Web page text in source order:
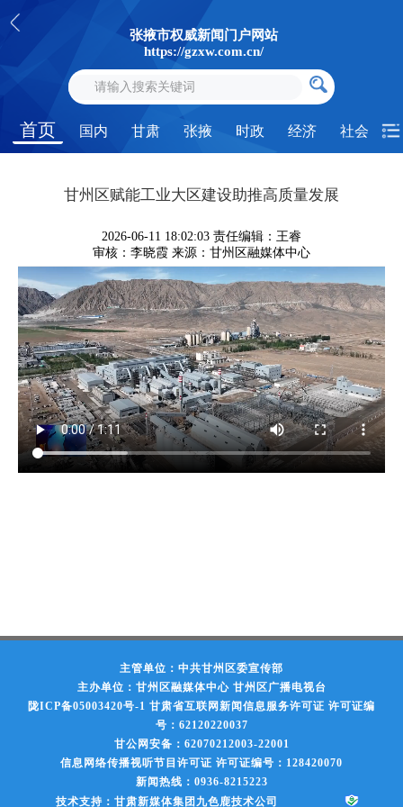
张掖市权威新闻门户网站
https://gzxw.com.cn/
首页 国内 甘肃 张掖 时政 经济 社会
甘州区赋能工业大区建设助推高质量发展
2026-06-11 18:02:03 责任编辑：王睿
审核：李晓霞 来源：甘州区融媒体中心
主管单位：中共甘州区委宣传部
主办单位：甘州区融媒体中心 甘州区广播电视台
陇ICP备05003420号-1 甘肃省互联网新闻信息服务许可证 许可证编
号：62120220037
甘公网安备：62070212003-22001
信息网络传播视听节目许可证 许可证编号：128420070
新闻热线：0936-8215223
技术支持：甘肃新媒体集团九色鹿技术公司